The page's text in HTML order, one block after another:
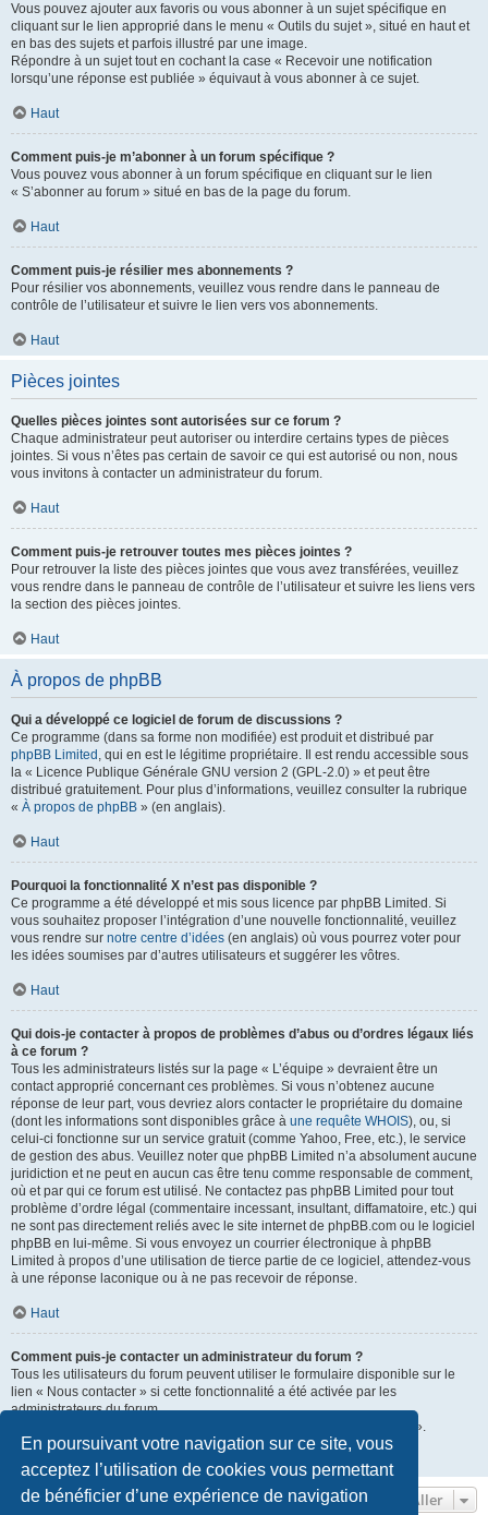
En poursuivant votre navigation sur ce site, vous
acceptez l’utilisation de cookies vous permettant
de bénéficier d’une expérience de navigation
Vous pouvez ajouter aux favoris ou vous abonner à un sujet spécifique en
cliquant sur le lien approprié dans le menu « Outils du sujet », situé en haut et
en bas des sujets et parfois illustré par une image.
Répondre à un sujet tout en cochant la case « Recevoir une notification
lorsqu’une réponse est publiée » équivaut à vous abonner à ce sujet.
Haut
Comment puis-je m’abonner à un forum spécifique ?
Vous pouvez vous abonner à un forum spécifique en cliquant sur le lien
« S’abonner au forum » situé en bas de la page du forum.
Haut
Comment puis-je résilier mes abonnements ?
Pour résilier vos abonnements, veuillez vous rendre dans le panneau de
contrôle de l’utilisateur et suivre le lien vers vos abonnements.
Haut
Pièces jointes
Quelles pièces jointes sont autorisées sur ce forum ?
Chaque administrateur peut autoriser ou interdire certains types de pièces
jointes. Si vous n’êtes pas certain de savoir ce qui est autorisé ou non, nous
vous invitons à contacter un administrateur du forum.
Haut
Comment puis-je retrouver toutes mes pièces jointes ?
Pour retrouver la liste des pièces jointes que vous avez transférées, veuillez
vous rendre dans le panneau de contrôle de l’utilisateur et suivre les liens vers
la section des pièces jointes.
Haut
À propos de phpBB
Qui a développé ce logiciel de forum de discussions ?
Ce programme (dans sa forme non modifiée) est produit et distribué par
phpBB Limited , qui en est le légitime propriétaire. Il est rendu accessible sous
la « Licence Publique Générale GNU version 2 (GPL-2.0) » et peut être
distribué gratuitement. Pour plus d’informations, veuillez consulter la rubrique
« À propos de phpBB » (en anglais).
Haut
Pourquoi la fonctionnalité X n’est pas disponible ?
Ce programme a été développé et mis sous licence par phpBB Limited. Si
vous souhaitez proposer l’intégration d’une nouvelle fonctionnalité, veuillez
vous rendre sur notre centre d’idées (en anglais) où vous pourrez voter pour
les idées soumises par d’autres utilisateurs et suggérer les vôtres.
Haut
Qui dois-je contacter à propos de problèmes d’abus ou d’ordres légaux liés
à ce forum ?
Tous les administrateurs listés sur la page « L’équipe » devraient être un
contact approprié concernant ces problèmes. Si vous n’obtenez aucune
réponse de leur part, vous devriez alors contacter le propriétaire du domaine
(dont les informations sont disponibles grâce à une requête WHOIS), ou, si
celui-ci fonctionne sur un service gratuit (comme Yahoo, Free, etc.), le service
de gestion des abus. Veuillez noter que phpBB Limited n’a absolument aucune
juridiction et ne peut en aucun cas être tenu comme responsable de comment,
où et par qui ce forum est utilisé. Ne contactez pas phpBB Limited pour tout
problème d’ordre légal (commentaire incessant, insultant, diffamatoire, etc.) qui
ne sont pas directement reliés avec le site internet de phpBB.com ou le logiciel
phpBB en lui-même. Si vous envoyez un courrier électronique à phpBB
Limited à propos d’une utilisation de tierce partie de ce logiciel, attendez-vous
à une réponse laconique ou à ne pas recevoir de réponse.
Haut
Comment puis-je contacter un administrateur du forum ?
Tous les utilisateurs du forum peuvent utiliser le formulaire disponible sur le
lien « Nous contacter » si cette fonctionnalité a été activée par les
administrateurs du forum.
Les membres du forum peuvent également utiliser le lien « L’équipe ».
Aller